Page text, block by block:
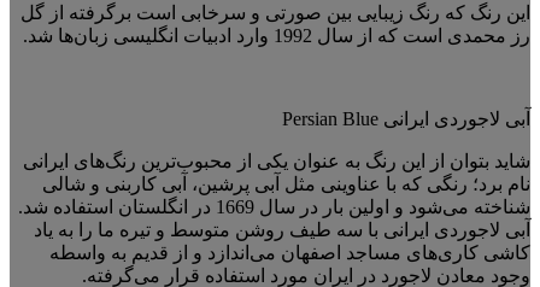
این رنگ که رنگ زیبایی بین صورتی و سرخابی است برگرفته از گل
رز محمدی است که از سال 1992 وارد ادبیات انگلیسی زبان‌ها شد.
آبی لاجوردی ایرانی Persian Blue
شاید بتوان از این رنگ به عنوان یکی از محبوب‌ترین رنگ‌های ایرانی
نام برد؛ رنگی که با عناوینی مثل آبی پرشین، آبی کاربنی و شالی
شناخته می‌شود و اولین بار در سال 1669 در انگلستان استفاده شد.
آبی لاجوردی ایرانی با سه طیف روشن متوسط و تیره ما را به یاد
کاشی کاری‌های مساجد اصفهان می‌اندازد و از قدیم به واسطه
وجود معادن لاجورد در ایران مورد استفاده قرار می‌گرفته.